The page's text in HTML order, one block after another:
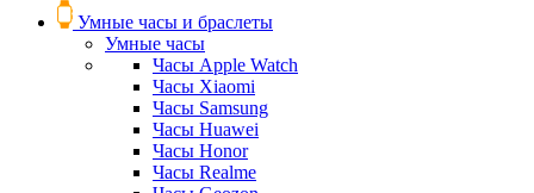
Умные часы и браслеты
Умные часы
Часы Apple Watch
Часы Xiaomi
Часы Samsung
Часы Huawei
Часы Honor
Часы Realme